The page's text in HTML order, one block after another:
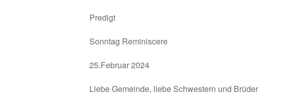
Predigt
Sonntag Reminiscere
25.Februar 2024
Liebe Gemeinde, liebe Schwestern und Brüder